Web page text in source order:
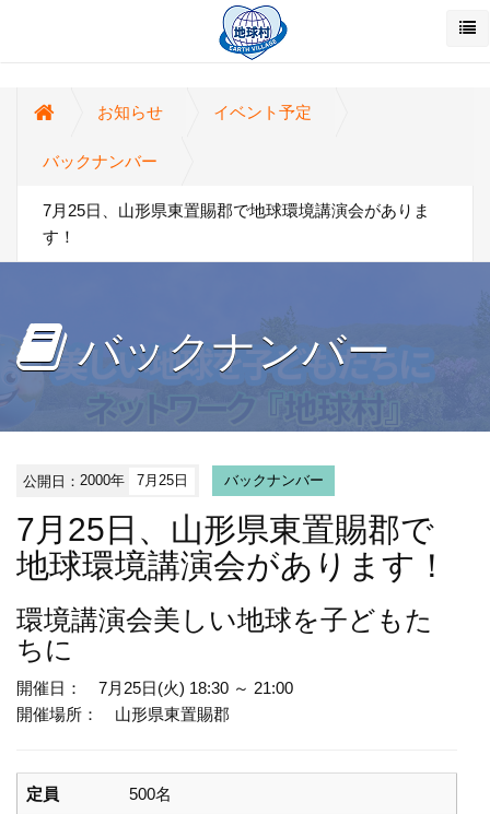
お知らせ イベント予定
バックナンバー
7月25日、山形県東置賜郡で地球環境講演会がありま
す！
バックナンバー
公開日：2000年 7月25日 バックナンバー
7月25日、山形県東置賜郡で
地球環境講演会があります！
環境講演会美しい地球を子どもた
ちに
開催日： 7月25日(火) 18:30 ～ 21:00
開催場所： 山形県東置賜郡
定員 500名